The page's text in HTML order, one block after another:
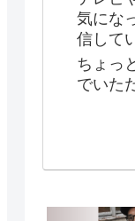
気にな
信して
ちょっ
でいた